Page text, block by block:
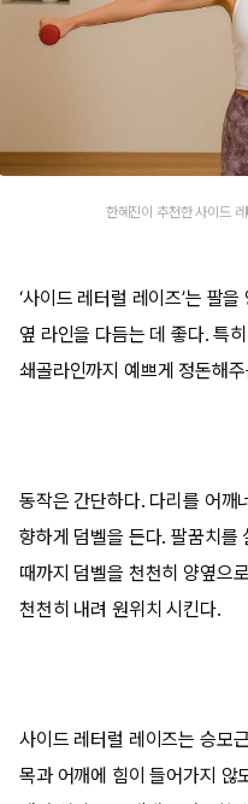
한혜진이 추천한 사이드
‘사이드 레터럴 레이즈’는 팔
옆 라인을 다듬는 데 좋다. 특
쇄골라인까지 예쁘게 정돈해
동작은 간단하다. 다리를 어깨
향하게 덤벨을 든다. 팔꿈치를
때까지 덤벨을 천천히 양옆으
천천히 내려 원위치 시킨다.
사이드 레터럴 레이즈는 승모
목과 어깨에 힘이 들어가지 않